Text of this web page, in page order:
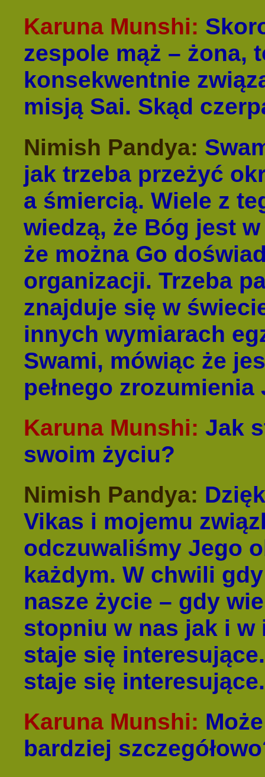
Karuna Munshi:
zespole mąż – żona,
konsekwentnie
misją Sai. Skąd
Nimish Pandya:
jak trzeba przeżyć
a śmiercią. Wiele z
wiedzą, że Bóg jest
że można Go
organizacji. Trzeba
znajduje się w
innych wymiarach
Swami, mówiąc że
pełnego zrozumienia
Karuna Munshi: Jak
swoim życiu?
Nimish Pandya:
Vikas i mojemu
odczuwaliśmy Jego
każdym. W chwili
nasze życie – gdy
stopniu w nas jak i w
staje się
staje się interesujące.
Karuna Munshi:
bardziej